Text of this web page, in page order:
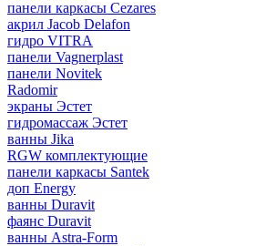
панели каркасы Cezares
акрил Jacob Delafon
гидро VITRA
панели Vagnerplast
панели Novitek
Radomir
экраны Эстет
гидромассаж Эстет
ванны Jika
RGW комплектующие
панели каркасы Santek
доп Energy
ванны Duravit
фаянс Duravit
ванны Astra-Form